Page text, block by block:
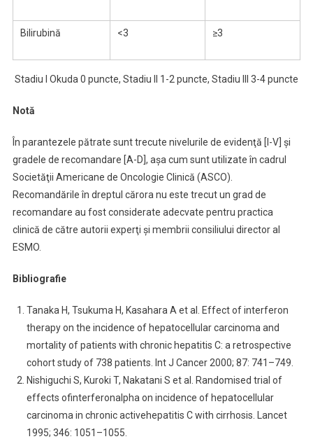
Bilirubină <3 ≥3
Stadiu I Okuda 0 puncte, Stadiu II 1-2 puncte, Stadiu III 3-4 puncte
Notă
În parantezele pătrate sunt trecute nivelurile de evidenţă [I-V] şi
gradele de recomandare [A-D], aşa cum sunt utilizate în cadrul
Societăţii Americane de Oncologie Clinică (ASCO).
Recomandările în dreptul cărora nu este trecut un grad de
recomandare au fost considerate adecvate pentru practica
clinică de către autorii experţi şi membrii consiliului director al
ESMO.
Bibliografie
Tanaka H, Tsukuma H, Kasahara A et al. Effect of interferon
therapy on the incidence of hepatocellular carcinoma and
mortality of patients with chronic hepatitis C: a retrospective
cohort study of 738 patients. Int J Cancer 2000; 87: 741–749.
Nishiguchi S, Kuroki T, Nakatani S et al. Randomised trial of
effects ofinterferonalpha on incidence of hepatocellular
carcinoma in chronic activehepatitis C with cirrhosis. Lancet
1995; 346: 1051–1055.